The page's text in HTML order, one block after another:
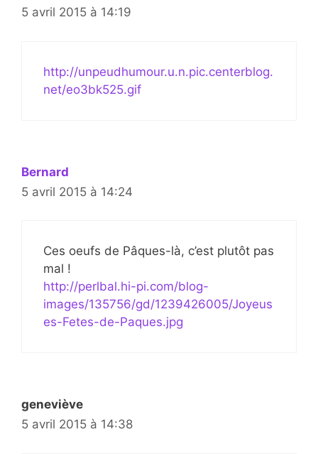
5 avril 2015 à 14:19
http://unpeudhumour.u.n.pic.centerblog.
net/eo3bk525.gif
Bernard
5 avril 2015 à 14:24
Ces oeufs de Pâques-là, c’est plutôt pas
mal !
http://perlbal.hi-pi.com/blog-
images/135756/gd/1239426005/Joyeus
es-Fetes-de-Paques.jpg
geneviève
5 avril 2015 à 14:38